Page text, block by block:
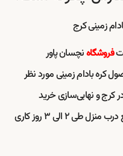
فروشگاهنچسان پاور
کره بادام زمینی مورد نظر
کرج و نهایی‌سازی خرید
طی ۲ الی ۳ روز کاری